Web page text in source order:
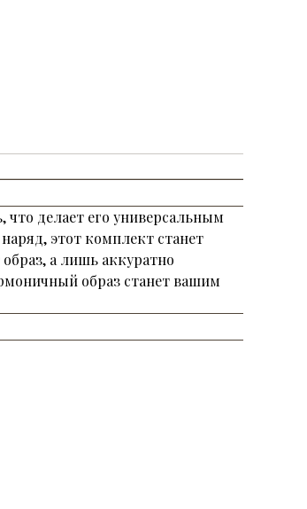
делает его универсальным
этот комплект станет
а лишь аккуратно
образ станет вашим